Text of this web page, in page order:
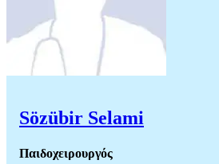
Sözübir Selami
Παιδοχειρουργός